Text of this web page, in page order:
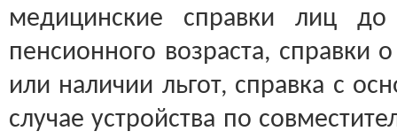
медицинские справки лиц
пенсионного возраста, справки
или наличии льгот, справка с
случае устройства по